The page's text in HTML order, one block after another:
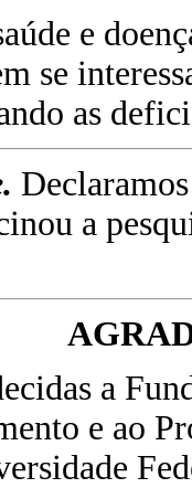
e
se
as
a
a
e ao